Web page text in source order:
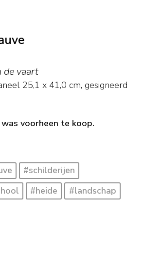
de vaart
25,1 x 41,0 cm, gesigneerd
voorheen te koop.
#schilderijen
#heide #landschap